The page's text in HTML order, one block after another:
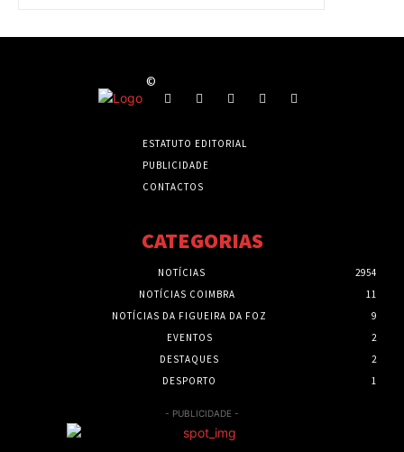
©
ESTATUTO EDITORIAL
PUBLICIDADE
CONTACTOS
CATEGORIAS
NOTÍCIAS
2954
NOTÍCIAS COIMBRA
11
NOTÍCIAS DA FIGUEIRA DA FOZ
9
EVENTOS
2
DESTAQUES
2
DESPORTO
1
- PUBLICIDADE -